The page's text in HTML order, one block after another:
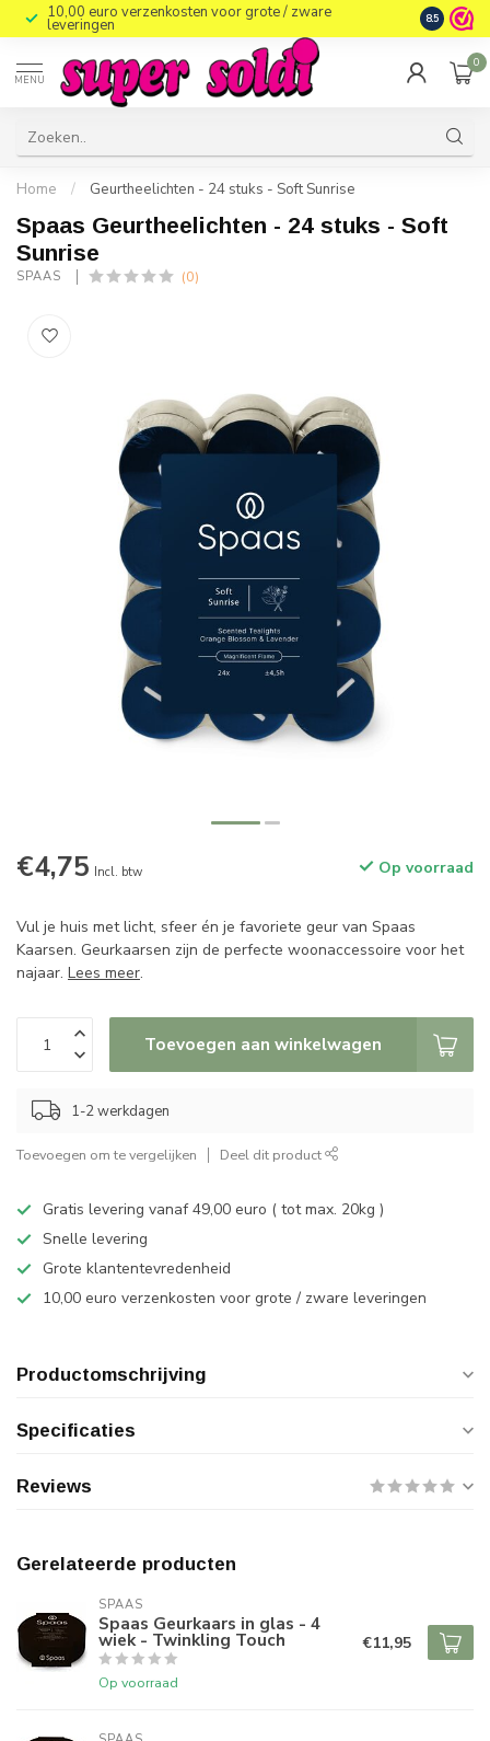
10,00 euro verzenkosten voor grote / zware
leveringen 8.5
MENU
0
Home / Geurtheelichten - 24 stuks - Soft Sunrise
Spaas Geurtheelichten - 24 stuks - Soft
Sunrise
SPAAS (0)
€4,75 Incl. btw Op voorraad
Vul je huis met licht, sfeer én je favoriete geur van Spaas
Kaarsen. Geurkaarsen zijn de perfecte woonaccessoire voor het
najaar. Lees meer.
Toevoegen aan winkelwagen
1-2 werkdagen
Toevoegen om te vergelijken Deel dit product
Gratis levering vanaf 49,00 euro ( tot max. 20kg )
Snelle levering
Grote klantentevredenheid
10,00 euro verzenkosten voor grote / zware leveringen
Productomschrijving
Specificaties
Reviews
Gerelateerde producten
SPAAS
Spaas Geurkaars in glas - 4
wiek - Twinkling Touch
Op voorraad
€11,95